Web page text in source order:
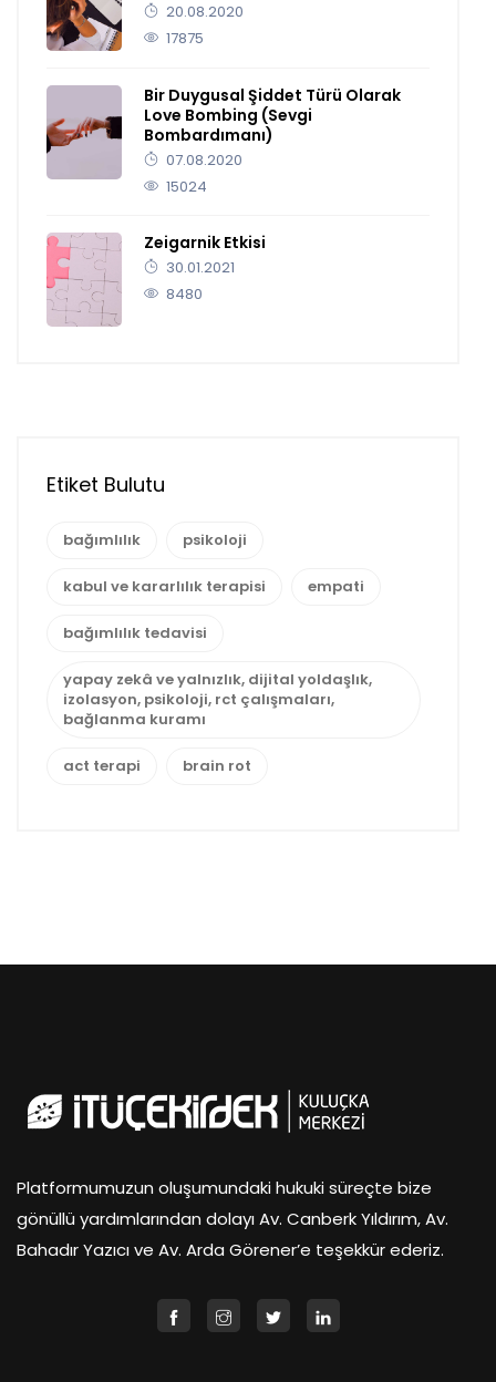
20.08.2020
17875
Bir Duygusal Şiddet Türü Olarak
Love Bombing (Sevgi
Bombardımanı)
07.08.2020
15024
Zeigarnik Etkisi
30.01.2021
8480
Etiket Bulutu
bağımlılık psikoloji
kabul ve kararlılık terapisi empati
bağımlılık tedavisi
yapay zekâ ve yalnızlık, dijital yoldaşlık,
izolasyon, psikoloji, rct çalışmaları,
bağlanma kuramı
act terapi brain rot
Platformumuzun oluşumundaki hukuki süreçte bize
gönüllü yardımlarından dolayı Av. Canberk Yıldırım, Av.
Bahadır Yazıcı ve Av. Arda Görener’e teşekkür ederiz.